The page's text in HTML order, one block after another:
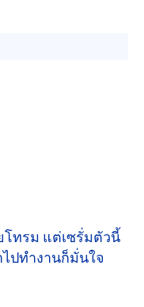
โทรม แต่เซรั่มตัวนี้
ปทำงานก็มั่นใจ